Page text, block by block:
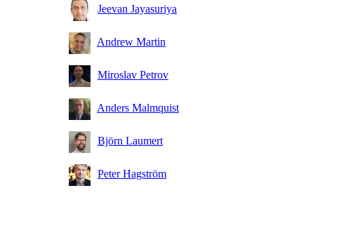
Jeevan Jayasuriya
Andrew Martin
Miroslav Petrov
Anders Malmquist
Björn Laumert
Peter Hagström